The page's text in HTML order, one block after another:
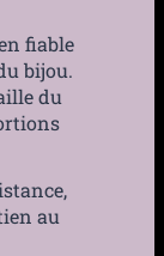
fiable
bijou.
du
au